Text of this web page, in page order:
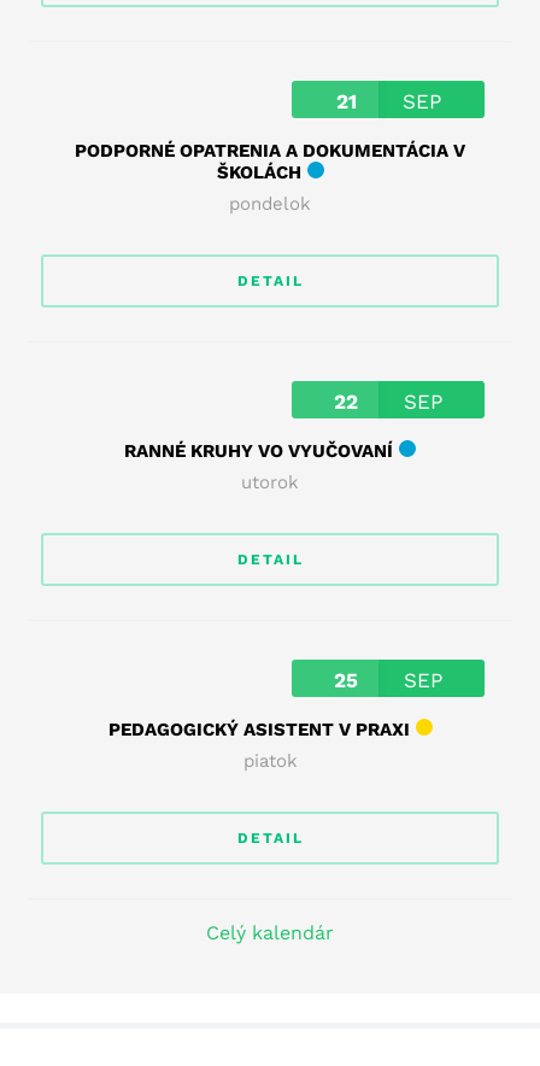
21 SEP
PODPORNÉ OPATRENIA A DOKUMENTÁCIA V
ŠKOLÁCH
pondelok
DETAIL
22 SEP
RANNÉ KRUHY VO VYUČOVANÍ
utorok
DETAIL
25 SEP
PEDAGOGICKÝ ASISTENT V PRAXI
piatok
DETAIL
Celý kalendár